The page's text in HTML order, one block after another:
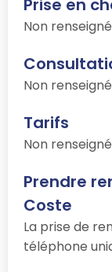
Prise en
Non renseigné
Non renseigné
Tarifs
Non
Prendre
Coste
La prise de
téléphone